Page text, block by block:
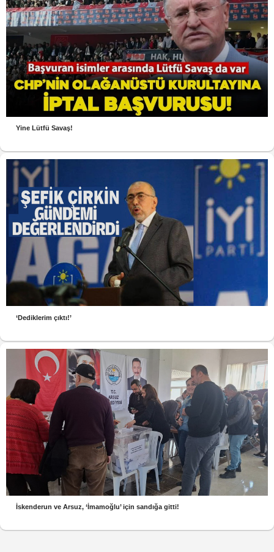
Yine Lütfü Savaş!
‘Dediklerim çıktı!’
İskenderun ve Arsuz, ‘İmamoğlu’ için sandığa gitti!